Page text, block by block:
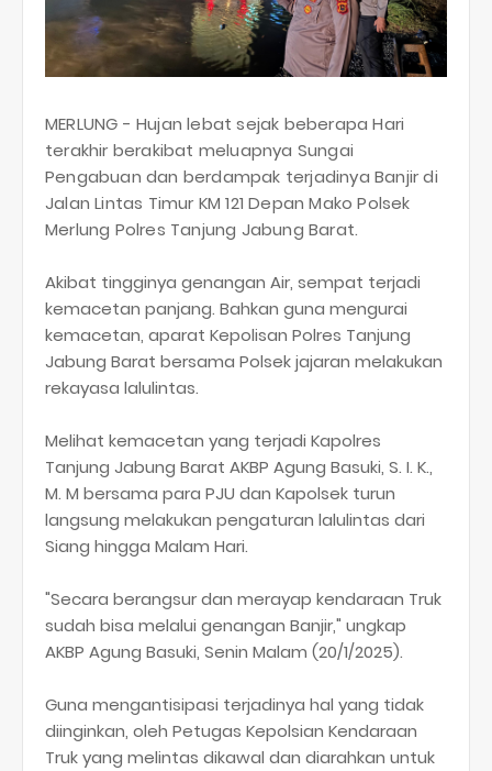
MERLUNG - Hujan lebat sejak beberapa Hari
terakhir berakibat meluapnya Sungai
Pengabuan dan berdampak terjadinya Banjir di
Jalan Lintas Timur KM 121 Depan Mako Polsek
Merlung Polres Tanjung Jabung Barat.
Akibat tingginya genangan Air, sempat terjadi
kemacetan panjang. Bahkan guna mengurai
kemacetan, aparat Kepolisan Polres Tanjung
Jabung Barat bersama Polsek jajaran melakukan
rekayasa lalulintas.
Melihat kemacetan yang terjadi Kapolres
Tanjung Jabung Barat AKBP Agung Basuki, S. I. K.,
M. M bersama para PJU dan Kapolsek turun
langsung melakukan pengaturan lalulintas dari
Siang hingga Malam Hari.
"Secara berangsur dan merayap kendaraan Truk
sudah bisa melalui genangan Banjir," ungkap
AKBP Agung Basuki, Senin Malam (20/1/2025).
Guna mengantisipasi terjadinya hal yang tidak
diinginkan, oleh Petugas Kepolsian Kendaraan
Truk yang melintas dikawal dan diarahkan untuk